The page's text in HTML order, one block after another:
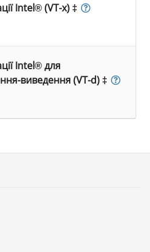
Intel® (VT-x) ‡
Intel® для
виведення (VT-d) ‡